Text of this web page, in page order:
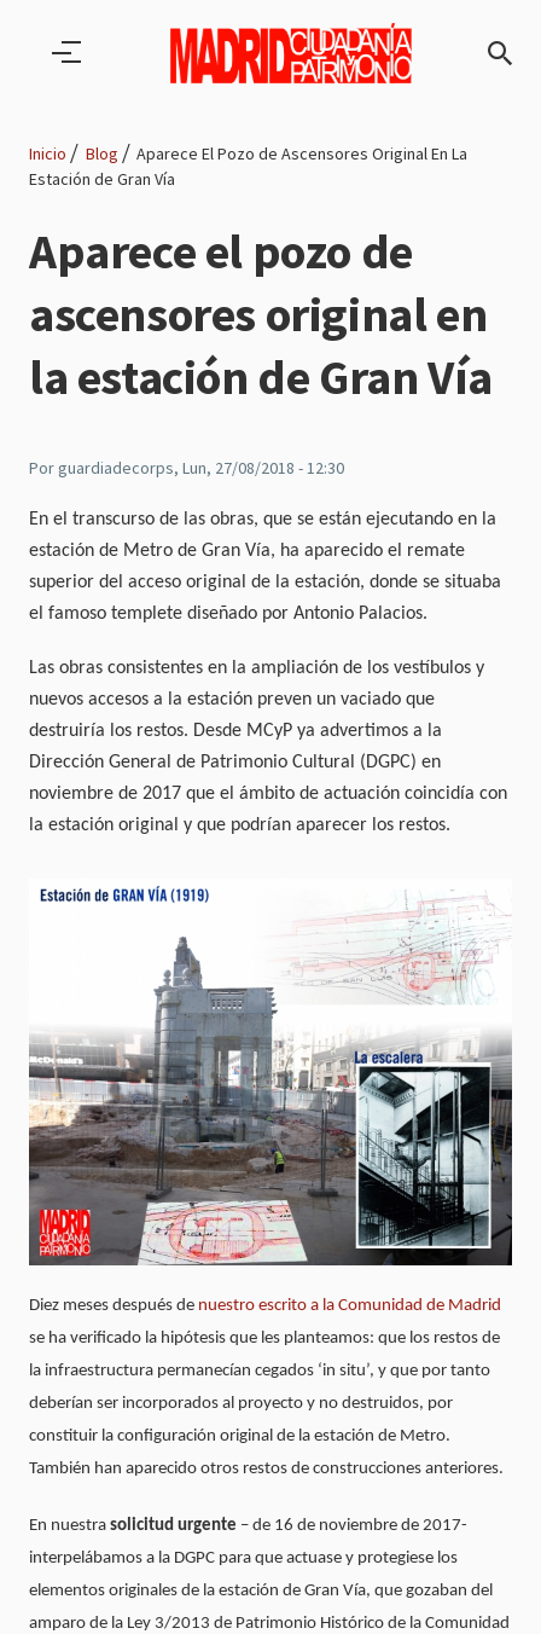
de
navegación
Inicio Blog
Aparece El Pozo de Ascensores Original En La
Estación de Gran Vía
Aparece el pozo de
ascensores original en
la estación de Gran Vía
Porguardiadecorps, Lun, 27/08/2018 - 12:30
En el transcurso de las obras, que se están ejecutando en la
estación de Metro de Gran Vía, ha aparecido el remate
superior del acceso original de la estación, donde se situaba
el famoso templete diseñado por Antonio Palacios.
Las obras consistentes en la ampliación de los vestíbulos y
nuevos accesos a la estación preven un vaciado que
destruiría los restos. Desde MCyP ya advertimos a la
Dirección General de Patrimonio Cultural (DGPC) en
noviembre de 2017 que el ámbito de actuación coincidía con
la estación original y que podrían aparecer los restos.
Diez meses después de nuestro escrito a la Comunidad de Madrid
se ha verificado la hipótesis que les planteamos: que los restos de
la infraestructura permanecían cegados ‘in situ’, y que por tanto
deberían ser incorporados al proyecto y no destruidos, por
constituir la configuración original de la estación de Metro.
También han aparecido otros restos de construcciones anteriores.
En nuestra solicitud urgente – de 16 de noviembre de 2017-
interpelábamos a la DGPC para que actuase y protegiese los
elementos originales de la estación de Gran Vía, que gozaban del
amparo de la Ley 3/2013 de Patrimonio Histórico de la Comunidad